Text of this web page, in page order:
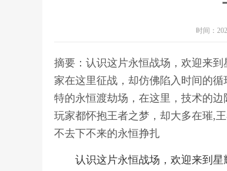
时间：
摘要：认识这片永恒战场，欢迎来
家在这里征战，却仿佛陷入时间的
特的永恒渡劫场，在这里，技术的
玩家都怀抱王者之梦，却大多在璀,
不去下不来的永恒挣扎
认识这片永恒战场，欢迎来到